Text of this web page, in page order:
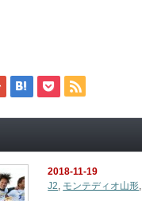
2018-11-19
J2, モンテディオ山形,